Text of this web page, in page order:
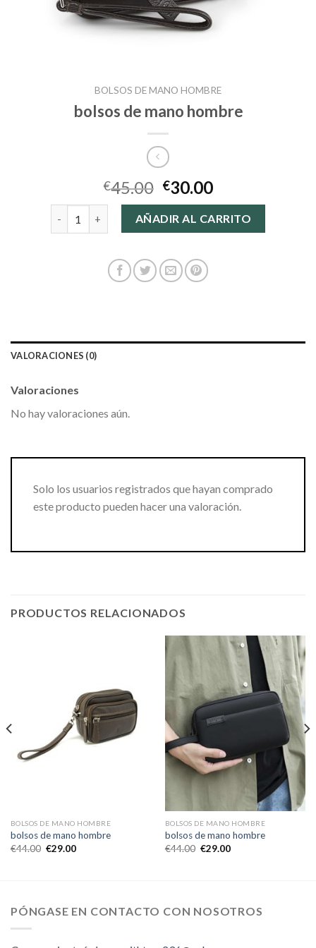
BOLSOS DE MANO HOMBRE
bolsos de mano hombre
€45.00 €30.00
bolsos de mano hombre cantidad
AÑADIR AL CARRITO
VALORACIONES (0)
Valoraciones
No hay valoraciones aún.
Solo los usuarios registrados que hayan comprado
este producto pueden hacer una valoración.
PRODUCTOS RELACIONADOS
BOLSOS DE MANO HOMBRE
bolsos de mano hombre
€44.00 €29.00
BOLSOS DE MANO HOMBRE
bolsos de mano hombre
€44.00 €29.00
PÓNGASE EN CONTACTO CON NOSOTROS